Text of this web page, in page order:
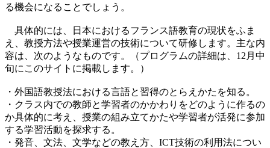
る機会になることでしょう。
具体的には、日本におけるフランス語教育の現状をふま
え、教授方法や授業運営の技術について研修します。主な内
容は、次のようなものです。（プログラムの詳細は、12月中
旬にこのサイトに掲載します。）
・外国語教授法における言語と習得のとらえかたを知る。
・クラス内での教師と学習者のかかわりをどのように作るの
か具体的に考え、授業の組み立てかたや学習者が活発に参加
する学習活動を探求する。
・発音、文法、文学などの教え方、ICT技術の利用法につい